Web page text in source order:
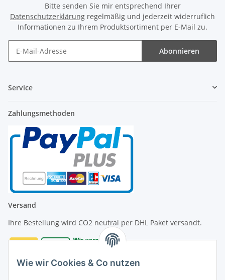
Bitte senden Sie mir entsprechend Ihrer
Datenschutzerklärung regelmäßig und jederzeit widerruflich
Informationen zu Ihrem Produktsortiment per E-Mail zu.
Abonnieren
Service
Zahlungsmethoden
Versand
Ihre Bestellung wird CO2 neutral per DHL Paket versandt.
Wie wir Cookies & Co nutzen